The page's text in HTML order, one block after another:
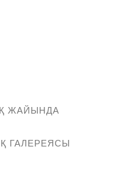
ЖАЙЫНДА
ГАЛЕРЕЯСЫ